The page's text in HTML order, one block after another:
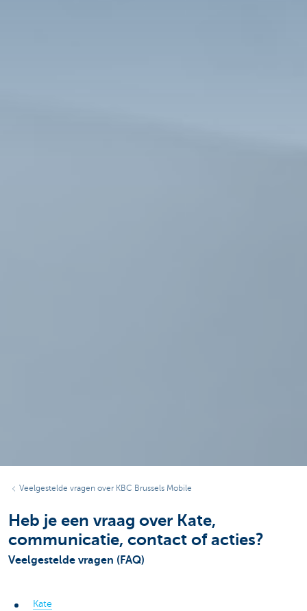
Veelgestelde vragen over KBC Brussels Mobile
Heb je een vraag over Kate,
communicatie, contact of acties?
Veelgestelde vragen (FAQ)
Kate